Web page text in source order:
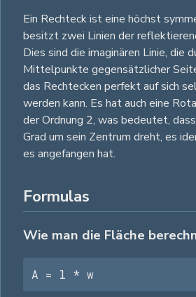
Ein Rechteck ist eine höchst
besitzt zwei Linien der
Dies sind die imaginären Linie, die
Mittelpunkte gegensätzlicher
das Rechtecken perfekt auf sich
werden kann. Es hat auch eine
der Ordnung 2, was bedeutet,
Grad um sein Zentrum dreht, es
es angefangen hat.
Formulas
Wie man die Fläche
A = l * w